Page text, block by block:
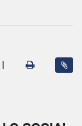
|